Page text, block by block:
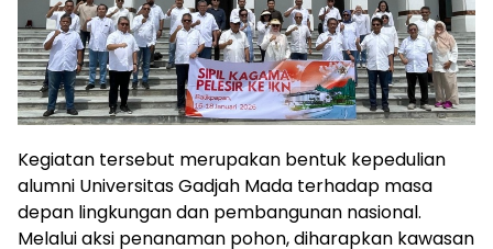
Kegiatan tersebut merupakan bentuk kepedulian
alumni Universitas Gadjah Mada terhadap masa
depan lingkungan dan pembangunan nasional.
Melalui aksi penanaman pohon, diharapkan kawasan